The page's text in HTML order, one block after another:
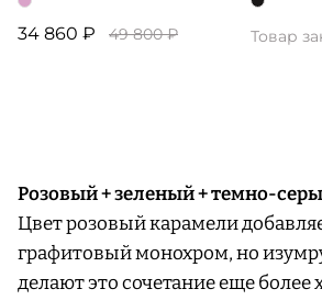
34 860 ₽ 49 800 ₽ Товар
Розовый + зеленый + темно-
Цвет розовый карамели
графитовый монохром, но
делают это сочетание еще